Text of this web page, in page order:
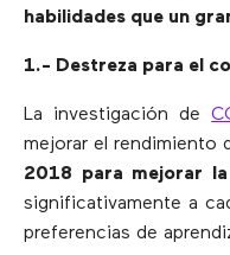
habilidades que un
1.- Destreza para el
La investigación de
mejorar el rendimiento
2018 para mejorar
significativamente a
preferencias de